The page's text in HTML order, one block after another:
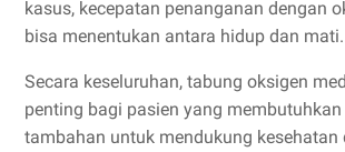
kasus, kecepatan penanganan dengan
bisa menentukan antara hidup dan mati.
Secara keseluruhan, tabung oksigen
penting bagi pasien yang membutuhkan
tambahan untuk mendukung kesehatan